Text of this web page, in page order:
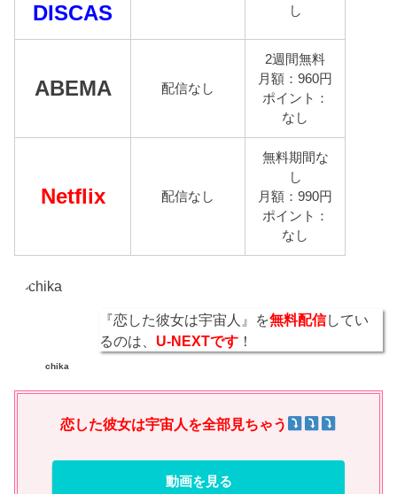
DISCAS
し
ABEMA 配信なし
2週間無料
月額：960円
ポイント：
なし
Netflix 配信なし
無料期間な
し
月額：990円
ポイント：
なし
chika
『恋した彼女は宇宙人』を無料配信してい
るのは、 U-NEXTです ！
恋した彼女は宇宙人を全部見ちゃう
動画を見る